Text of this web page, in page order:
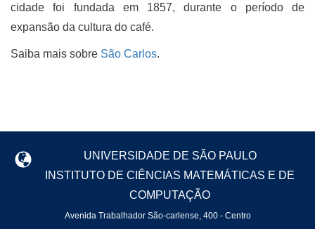
cidade foi fundada em 1857, durante o período de
expansão da cultura do café.
Saiba mais sobre São Carlos.
UNIVERSIDADE DE SÃO PAULO
INSTITUTO DE CIÊNCIAS MATEMÁTICAS E DE
COMPUTAÇÃO
Avenida Trabalhador São-carlense, 400 - Centro